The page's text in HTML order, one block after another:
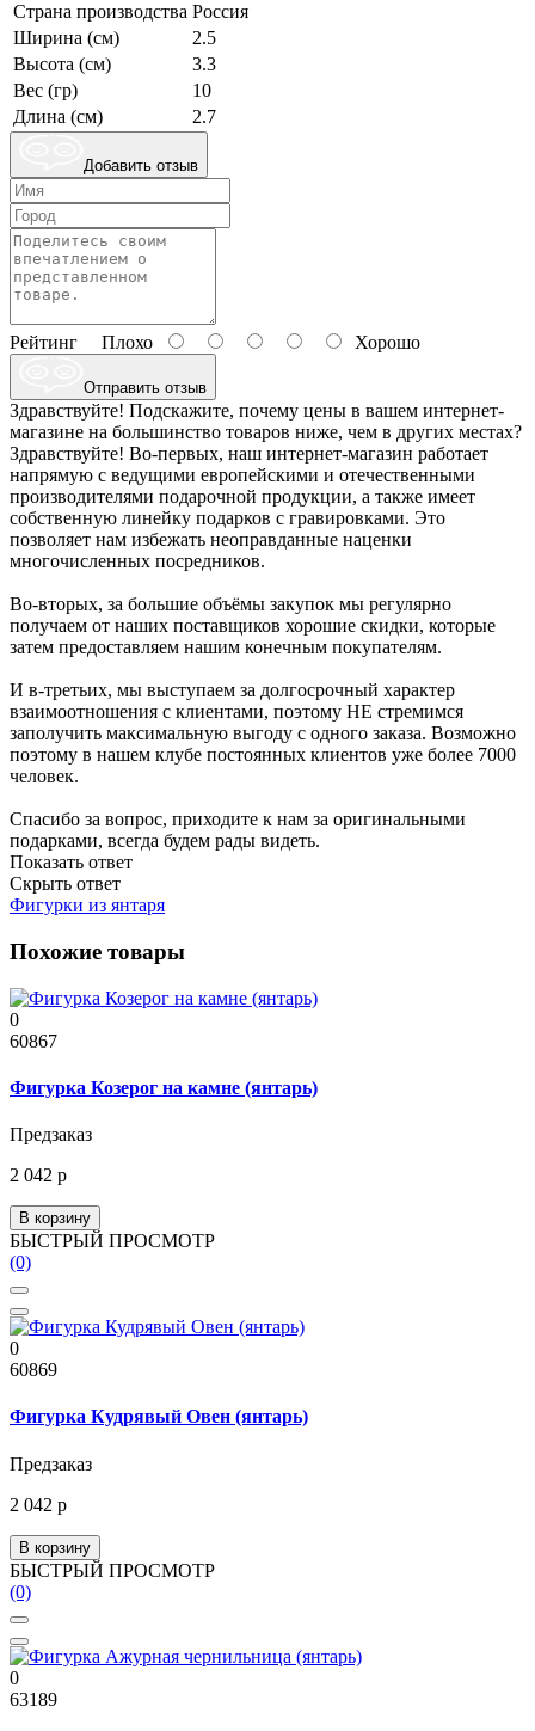
Страна производства Россия
Ширина (см)
2.5
Высота (см)
3.3
Вес (гр)
10
Длина (см)
2.7
Добавить отзыв
Рейтинг Плохо Хорошо
Отправить отзыв
Здравствуйте! Подскажите, почему цены в вашем интернет-
магазине на большинство товаров ниже, чем в других местах?
Здравствуйте! Во-первых, наш интернет-магазин работает
напрямую с ведущими европейскими и отечественными
производителями подарочной продукции, а также имеет
собственную линейку подарков с гравировками. Это
позволяет нам избежать неоправданные наценки
многочисленных посредников.
Во-вторых, за большие объёмы закупок мы регулярно
получаем от наших поставщиков хорошие скидки, которые
затем предоставляем нашим конечным покупателям.
И в-третьих, мы выступаем за долгосрочный характер
взаимоотношения с клиентами, поэтому НЕ стремимся
заполучить максимальную выгоду с одного заказа. Возможно
поэтому в нашем клубе постоянных клиентов уже более 7000
человек.
Спасибо за вопрос, приходите к нам за оригинальными
подарками, всегда будем рады видеть.
Показать ответ
Скрыть ответ
Фигурки из янтаря
Похожие товары
0
60867
Фигурка Козерог на камне (янтарь)
Предзаказ
2 042 р
В корзину
БЫСТРЫЙ ПРОСМОТР
(0)
0
60869
Фигурка Кудрявый Овен (янтарь)
Предзаказ
2 042 р
В корзину
БЫСТРЫЙ ПРОСМОТР
(0)
0
63189